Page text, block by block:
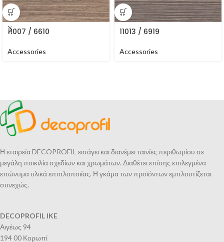
11007 / 6610
Accessories
11013 / 6919
Accessories
Η εταιρεία DECOPROFIL εισάγει και διανέμει ταινίες περιθωρίου σε
μεγάλη ποικιλία σχεδίων και χρωμάτων. Διαθέτει επίσης επιλεγμένα
επώνυμα υλικά επιπλοποιίας. Η γκάμα των προϊόντων εμπλουτίζεται
συνεχώς.
DECOPROFIL IKE
Αιγέως 94
194 00 Κορωπί